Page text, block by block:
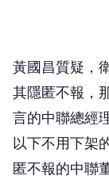
黃國昌質疑，
其隱匿不報，
言的中聯總經
以下不用下架
匿不報的中聯